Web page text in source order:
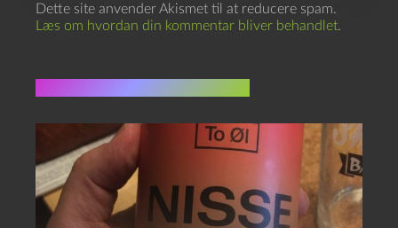
Dette site anvender Akismet til at reducere spam.
Læs om hvordan din kommentar bliver behandlet.